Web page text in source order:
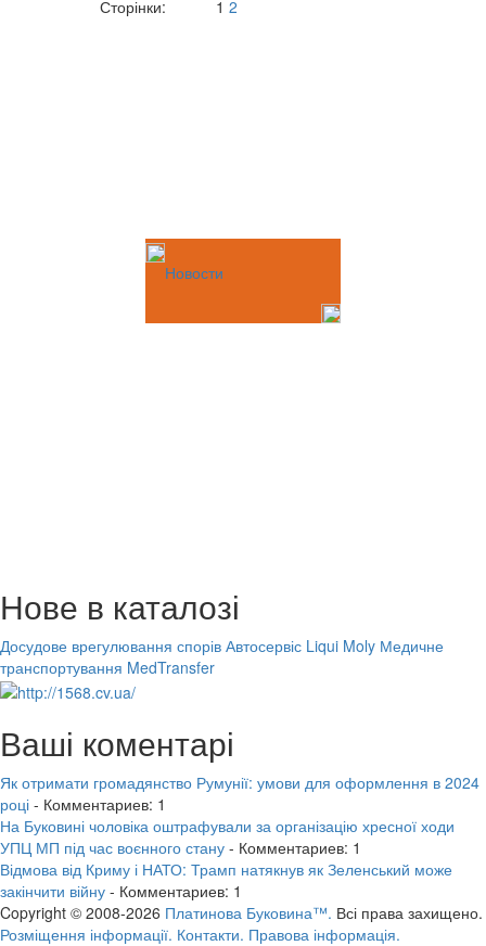
Сторінки: 1 2
Новости
Нове в каталозі
Досудове врегулювання спорів Автосервіс Liqui Moly Медичне
транспортування MedTransfer
Ваші коментарі
Як отримати громадянство Румунії: умови для оформлення в 2024
році - Комментариев: 1
На Буковині чоловіка оштрафували за організацію хресної ходи
УПЦ МП під час воєнного стану - Комментариев: 1
Відмова від Криму і НАТО: Трамп натякнув як Зеленський може
закінчити війну - Комментариев: 1
Copyright © 2008-2026 Платинова Буковина™. Всі права захищено.
Розміщення інформації. Контакти. Правова інформація.